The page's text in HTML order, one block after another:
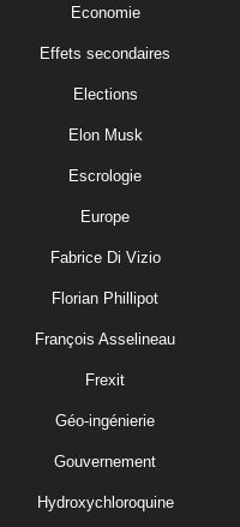
Economie
Effets secondaires
Elections
Elon Musk
Escrologie
Europe
Fabrice Di Vizio
Florian Phillipot
François Asselineau
Frexit
Géo-ingénierie
Gouvernement
Hydroxychloroquine